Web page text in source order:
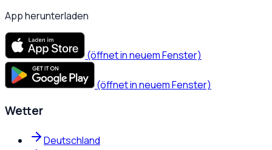
App herunterladen
(öffnet in neuem Fenster)
(öffnet in neuem Fenster)
Wetter
Deutschland